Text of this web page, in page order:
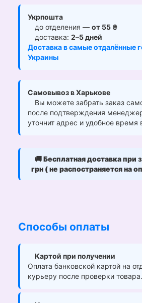
Укрпошта
до отделения — от 55 ₴
доставка: 2–5 дней
Доставка в самые отдалённые
Украины
Самовывоз в Харькове
Вы можете забрать заказ
после подтверждения
уточнит адрес и удобное время
🚚Бесплатная доставка при
грн ( не распостраняется на
Способы оплаты
Картой при получении
Оплата банковской картой на
курьеру после проверки товара.